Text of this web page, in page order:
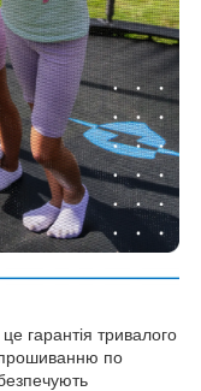
гарантія тривалого
по